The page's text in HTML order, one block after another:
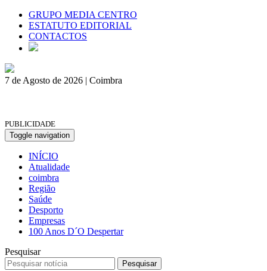
GRUPO MEDIA CENTRO
ESTATUTO EDITORIAL
CONTACTOS
7 de Agosto de 2026 | Coimbra
PUBLICIDADE
Toggle navigation
INÍCIO
Atualidade
coimbra
Região
Saúde
Desporto
Empresas
100 Anos D´O Despertar
Pesquisar
Pesquisar